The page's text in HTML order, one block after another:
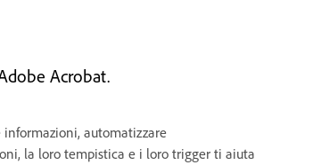
Acrobat.
automatizzare
la loro tempistica e i loro trigger ti aiuta